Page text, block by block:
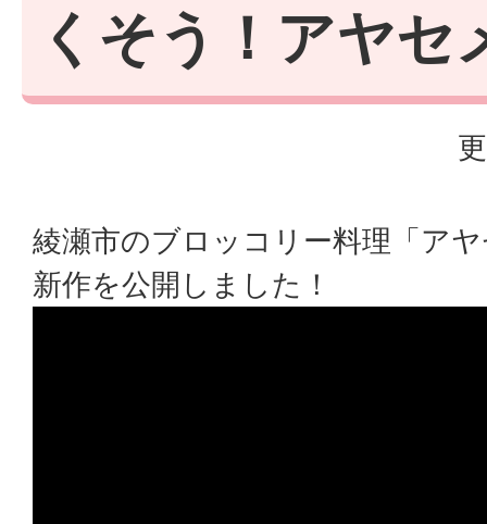
くそう！アヤセ
綾瀬市のブロッコリー料理「ア
新作を公開しました！